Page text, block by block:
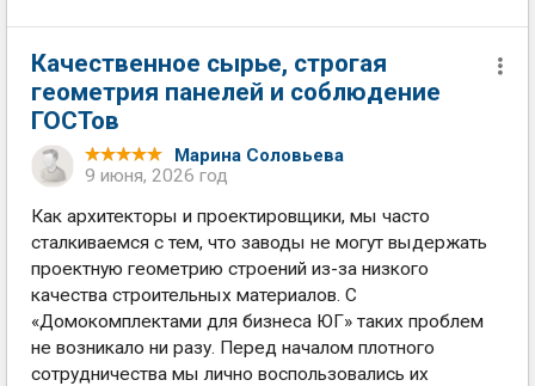
Качественное сырье, строгая
геометрия панелей и соблюдение
ГОСТов
Марина Соловьева
9 июня, 2026 год
Как архитекторы и проектировщики, мы часто
сталкиваемся с тем, что заводы не могут выдержать
проектную геометрию строений из-за низкого
качества строительных материалов. С
«Домокомплектами для бизнеса ЮГ» таких проблем
не возникало ни разу. Перед началом плотного
сотрудничества мы лично воспользовались их